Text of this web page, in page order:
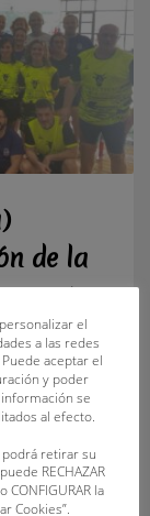
de la
de
de la
el
a las redes
aceptar el
y poder
se
al efecto.
podrá retirar su
RECHAZAR
la
Cookies”.